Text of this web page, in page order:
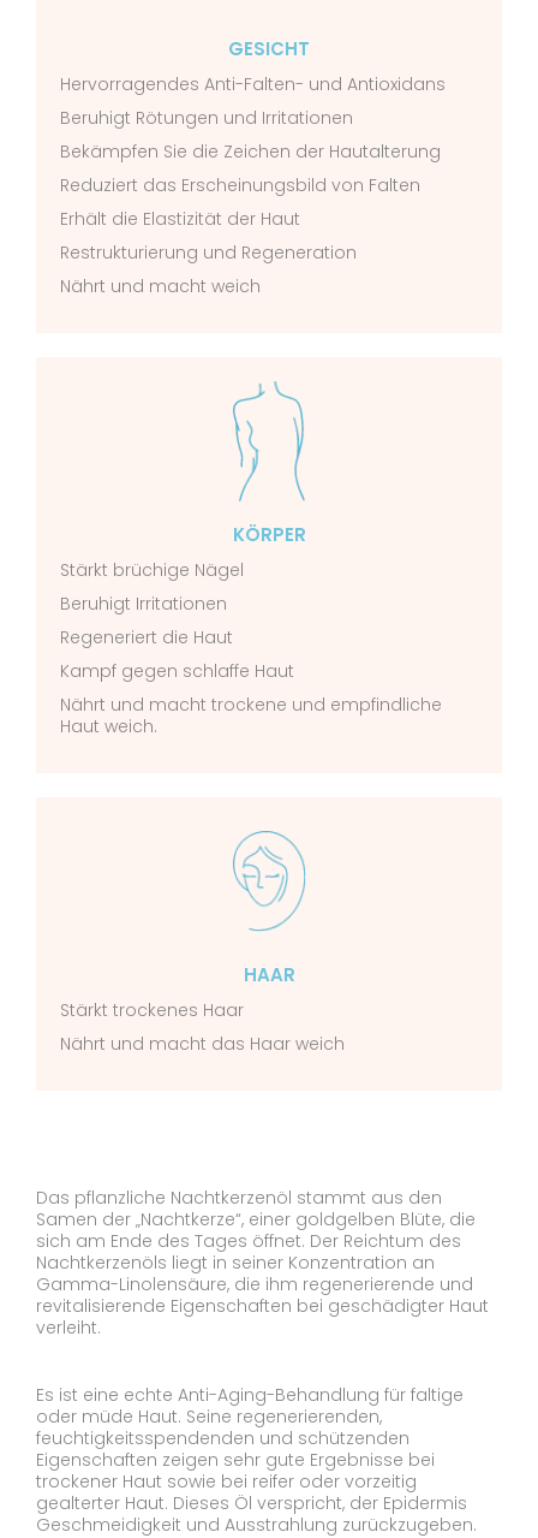
GESICHT
Hervorragendes Anti-Falten- und Antioxidans
Beruhigt Rötungen und Irritationen
Bekämpfen Sie die Zeichen der Hautalterung
Reduziert das Erscheinungsbild von Falten
Erhält die Elastizität der Haut
Restrukturierung und Regeneration
Nährt und macht weich
KÖRPER
Stärkt brüchige Nägel
Beruhigt Irritationen
Regeneriert die Haut
Kampf gegen schlaffe Haut
Nährt und macht trockene und empfindliche
Haut weich.
HAAR
Stärkt trockenes Haar
Nährt und macht das Haar weich
Das pflanzliche Nachtkerzenöl stammt aus den
Samen der „Nachtkerze“, einer goldgelben Blüte, die
sich am Ende des Tages öffnet. Der Reichtum des
Nachtkerzenöls liegt in seiner Konzentration an
Gamma-Linolensäure, die ihm regenerierende und
revitalisierende Eigenschaften bei geschädigter Haut
verleiht.
Es ist eine echte Anti-Aging-Behandlung für faltige
oder müde Haut. Seine regenerierenden,
feuchtigkeitsspendenden und schützenden
Eigenschaften zeigen sehr gute Ergebnisse bei
trockener Haut sowie bei reifer oder vorzeitig
gealterter Haut. Dieses Öl verspricht, der Epidermis
Geschmeidigkeit und Ausstrahlung zurückzugeben.